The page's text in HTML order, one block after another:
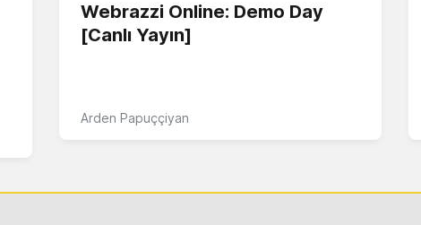
Webrazzi Online: Demo Day
[Canlı Yayın]
Arden Papuççiyan